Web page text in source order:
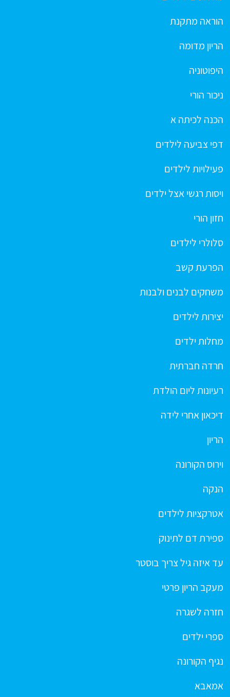
הוראה מתקנת
הריון מדומה
היפוטוניה
ניכור הורי
הכנה לכיתה א
דפי צביעה לילדים
פעילויות לילדים
ויסות רגשי אצל ילדים
חזון הורי
סלולרי לילדים
הפרעת קשב
משחקים לבנים ולבנות
יצירות לילדים
מחלות ילדים
חרדה חברתית
רעיונות ליום הולדת
דיכאון אחרי לידה
הריון
וירוס הקורונה
הנקה
אטרקציות לילדים
ספירת דם לתינוק
עד איזה גיל צריך בוסטר
מעקב הריון פרטי
חזרה לשגרה
ספרי ילדים
נגיף הקורונה
אמאבא